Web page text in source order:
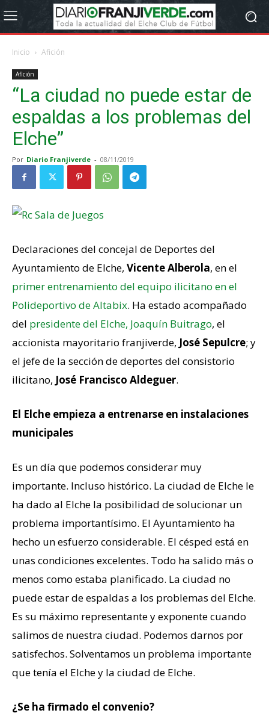
Inicio Afición
Afición
“La ciudad no puede estar de
espaldas a los problemas del
Elche”
Por Diario Franjiverde - 08/11/2019
Declaraciones del concejal de Deportes del
Ayuntamiento de Elche, Vicente Alberola, en el
primer entrenamiento del equipo ilicitano en el
Polideportivo de Altabix. Ha estado acompañado
del presidente del Elche, Joaquín Buitrago, el
accionista mayoritario franjiverde, José Sepulcre; y
el jefe de la sección de deportes del consistorio
ilicitano, José Francisco Aldeguer.
El Elche empieza a entrenarse en instalaciones
municipales
Es un día que podemos considerar muy
importante. Incluso histórico. La ciudad de Elche le
ha dado al Elche la posibilidad de solucionar un
problema importantísimo. El Ayuntamiento ha
hecho un esfuerzo considerable. El césped está en
unas condiciones excelentes. Todo ha salido más o
menos como estaba planificado. La ciudad no
puede estar de espaldas a los problemas del Elche.
Es su máximo representante y exponente cuando
salimos de nuestra ciudad. Podemos darnos por
satisfechos. Solventamos un problema importante
que tenía el Elche y la ciudad de Elche.
¿Se ha firmado el convenio?